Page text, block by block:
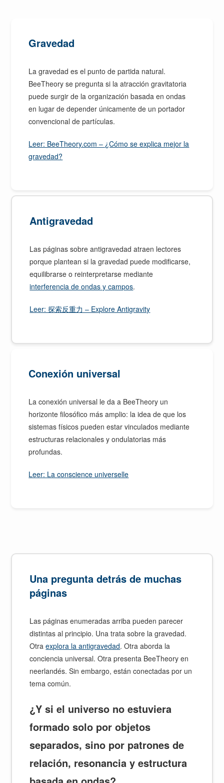
Gravedad
La gravedad es el punto de partida natural.
BeeTheory se pregunta si la atracción gravitatoria
puede surgir de la organización basada en ondas
en lugar de depender únicamente de un portador
convencional de partículas.
Leer: BeeTheory.com – ¿Cómo se explica mejor la
gravedad?
Antigravedad
Las páginas sobre antigravedad atraen lectores
porque plantean si la gravedad puede modificarse,
equilibrarse o reinterpretarse mediante
interferencia de ondas y campos.
Leer: 探索反重力 – Explore Antigravity
Conexión universal
La conexión universal le da a BeeTheory un
horizonte filosófico más amplio: la idea de que los
sistemas físicos pueden estar vinculados mediante
estructuras relacionales y ondulatorias más
profundas.
Leer: La conscience universelle
Una pregunta detrás de muchas
páginas
Las páginas enumeradas arriba pueden parecer
distintas al principio. Una trata sobre la gravedad.
Otraexplora la antigravedad. Otra aborda la
conciencia universal. Otra presenta BeeTheory en
neerlandés. Sin embargo, están conectadas por un
tema común.
¿Y si el universo no estuviera
formado solo por objetos
separados, sino por patrones de
relación, resonancia y estructura